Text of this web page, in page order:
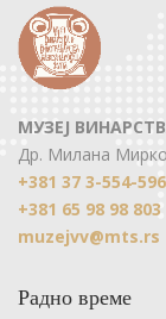
МУЗЕЈ
Др. Милана
+381 37 3-554-596
+381 65 98 98 803
muzejvv@mts.rs
Радно време